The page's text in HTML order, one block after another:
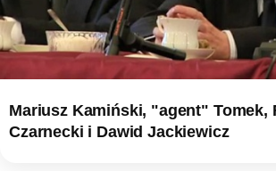
Mariusz Kamiński, "agent" Tomek,
Czarnecki i Dawid Jackiewicz